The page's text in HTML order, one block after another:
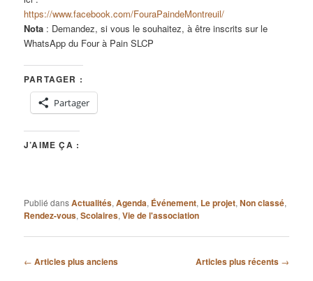
https://www.facebook.com/FouraPaindeMontreuil/
Nota : Demandez, si vous le souhaitez, à être inscrits sur le
WhatsApp du Four à Pain SLCP
PARTAGER :
Partager
J’AIME ÇA :
Publié dansActualités,Agenda, Événement, Le projet,Non classé,
Rendez-vous,Scolaires,Vie de l'association
Navigation
← Articles plus anciens Articles plus récents →